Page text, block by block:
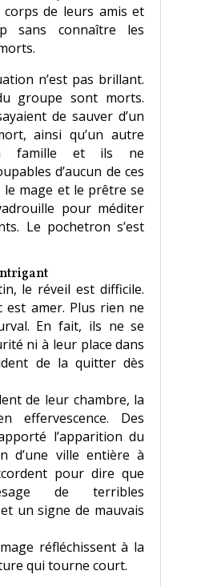
de leurs amis et
sans connaître les
n’est pas brillant.
groupe sont morts.
de sauver d’un
ainsi qu’un autre
famille et ils ne
d’aucun de ces
le mage et le prêtre se
pour méditer
Le pochetron s’est
le réveil est difficile.
est amer. Plus rien ne
En fait, ils ne se
ni à leur place dans
de la quitter dès
de leur chambre, la
effervescence. Des
l’apparition du
d’une ville entière à
pour dire que
de terribles
un signe de mauvais
réfléchissent à la
qui tourne court.